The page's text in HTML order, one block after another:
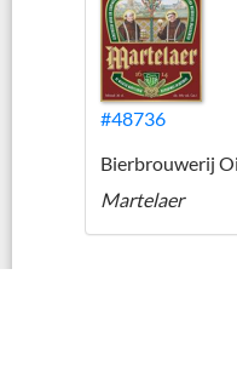
#48736
Bierbrouwerij
Martelaer